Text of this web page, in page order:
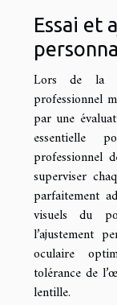
Essai et
Lors de la
professionnel
par une
essentielle
professionnel
superviser
parfaitement
visuels du
l’ajustement
oculaire
tolérance de
lentille.